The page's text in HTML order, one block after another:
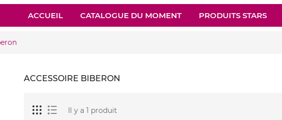
ACCUEIL CATALOGUE DU MOMENT PRODUITS STARS
ACCESSOIRE BIBERON
Il y a 1 produit